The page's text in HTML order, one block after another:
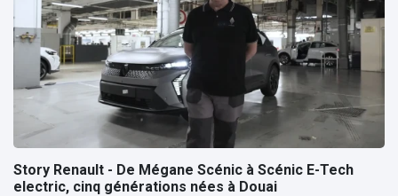
Story Renault - De Mégane Scénic à Scénic E-Tech
electric, cinq générations nées à Douai